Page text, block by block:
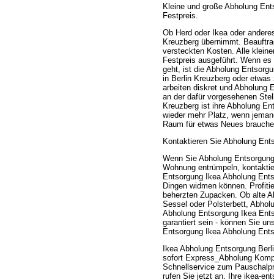
Kleine und große Abholung
Festpreis.
Ob Herd oder Ikea oder
Kreuzberg übernimmt.
versteckten Kosten. Alle
Festpreis ausgeführt. Wenn
geht, ist die Abholung
in Berlin Kreuzberg oder
arbeiten diskret und Abholung
an der dafür vorgesehenen
Kreuzberg ist ihre Abholung
wieder mehr Platz, wenn
Raum für etwas Neues
Kontaktieren Sie Abholung
Wenn Sie Abholung
Wohnung entrümpeln,
Entsorgung Ikea Abholung
Dingen widmen können.
beherzten Zupacken. Ob alte
Sessel oder Polsterbett,
Abholung Entsorgung Ikea
garantiert sein - können Sie
Entsorgung Ikea Abholung
Ikea Abholung Entsorgung
sofort Express_Abholung
Schnellservice zum
rufen Sie jetzt an. Ihre ikea-